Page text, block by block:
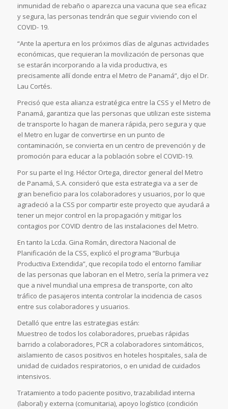
inmunidad de rebaño o aparezca una vacuna que sea eficaz
y segura, las personas tendrán que seguir viviendo con el
COVID- 19.
“Ante la apertura en los próximos días de algunas actividades
económicas, que requieran la movilización de personas que
se estarán incorporando a la vida productiva, es
precisamente allí donde entra el Metro de Panamá”, dijo el Dr.
Lau Cortés.
Precisó que esta alianza estratégica entre la CSS y el Metro de
Panamá, garantiza que las personas que utilizan este sistema
de transporte lo hagan de manera rápida, pero segura y que
el Metro en lugar de convertirse en un punto de
contaminación, se convierta en un centro de prevención y de
promoción para educar a la población sobre el COVID-19.
Por su parte el Ing. Héctor Ortega, director general del Metro
de Panamá, S.A. consideró que esta estrategia va a ser de
gran beneficio para los colaboradores y usuarios, por lo que
agradeció a la CSS por compartir este proyecto que ayudará a
tener un mejor control en la propagación y mitigar los
contagios por COVID dentro de las instalaciones del Metro.
En tanto la Lcda. Gina Román, directora Nacional de
Planificación de la CSS, explicó el programa “Burbuja
Productiva Extendida”, que recopila todo el entorno familiar
de las personas que laboran en el Metro, sería la primera vez
que a nivel mundial una empresa de transporte, con alto
tráfico de pasajeros intenta controlar la incidencia de casos
entre sus colaboradores y usuarios.
Detalló que entre las estrategias están:
Muestreo de todos los colaboradores, pruebas rápidas
barrido a colaboradores, PCR a colaboradores sintomáticos,
aislamiento de casos positivos en hoteles hospitales, sala de
unidad de cuidados respiratorios, o en unidad de cuidados
intensivos.
Tratamiento a todo paciente positivo, trazabilidad interna
(laboral) y externa (comunitaria), apoyo logístico (condición